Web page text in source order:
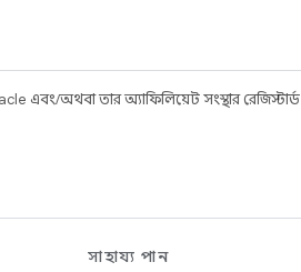
এবং/অথবা তার অ্যাফিলিয়েট সংস্থার রেজিস্টার্ড
সাহায্য পান